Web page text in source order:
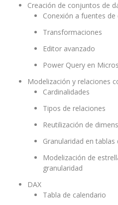
Creación de conjuntos de
Conexión a fuentes de
Transformaciones
Editor avanzado
Power Query en
Modelización y relaciones
Cardinalidades
Tipos de relaciones
Reutilización de
Granularidad en tablas
Modelización de
granularidad
DAX
Tabla de calendario